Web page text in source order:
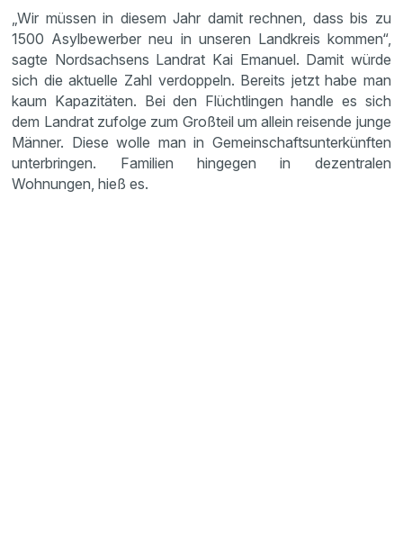
„Wir müssen in diesem Jahr damit rechnen, dass bis zu
1500 Asylbewerber neu in unseren Landkreis kommen“,
sagte Nordsachsens Landrat Kai Emanuel. Damit würde
sich die aktuelle Zahl verdoppeln. Bereits jetzt habe man
kaum Kapazitäten. Bei den Flüchtlingen handle es sich
dem Landrat zufolge zum Großteil um allein reisende junge
Männer. Diese wolle man in Gemeinschaftsunterkünften
unterbringen. Familien hingegen in dezentralen
Wohnungen, hieß es.